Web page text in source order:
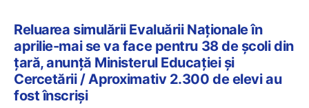
Reluarea simulării Evaluării Naționale în
aprilie-mai se va face pentru 38 de școli din
țară, anunță Ministerul Educației și
Cercetării / Aproximativ 2.300 de elevi au
fost înscriși